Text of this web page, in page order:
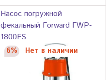
Насос погружной
фекальный Forward FWP-
1800FS
6% Нет в наличии